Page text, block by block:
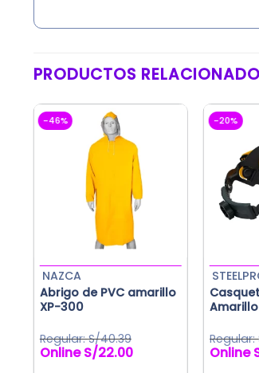
PRODUCTOS
-46%
Abrigo de PVC amarillo
XP-300
NAZCA
S/40.39
S/22.00
-20%
Amarillo
El